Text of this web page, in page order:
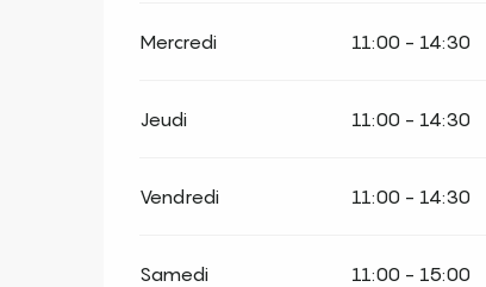
Mercredi 11:00 - 14:30
Jeudi 11:00 - 14:30
Vendredi 11:00 - 14:30
Samedi 11:00 - 15:00